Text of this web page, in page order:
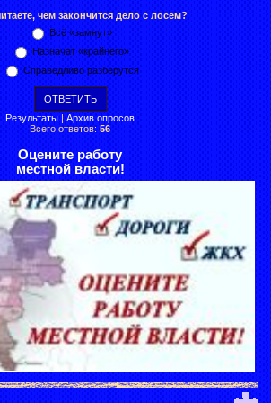
чем закончится дело с лосем?
Всё «замнут»
Назначат «крайнего»
Справедливо разберутся
Результаты | Архив опросов
Всего ответов: 56
Оцените работу
местной власти!